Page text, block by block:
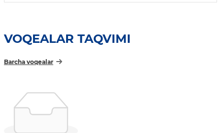
VOQEALAR TAQVIMI
Barcha voqealar